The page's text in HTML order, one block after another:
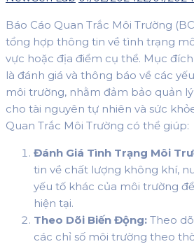
Báo Cáo Quan Trắc Môi Trường
tổng hợp thông tin về tình trạng
vực hoặc địa điểm cụ thể. Mục
là đánh giá và thông báo về các
môi trường, nhằm đảm bảo quản
cho tài nguyên tự nhiên và sức
Quan Trắc Môi Trường có thể giúp:
Đánh Giá Tình Trạng Môi
tin về chất lượng không khí,
yếu tố khác của môi trường
hiện tại.
Theo Dõi Biến Động: Theo
các chỉ số môi trường theo